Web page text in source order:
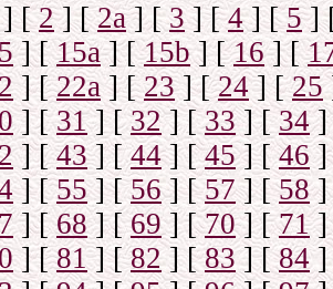
[2] [2а] [3] [4] [5]
] [15a] [15b] [16] [
] [22a] [23] [24] [25
] [31] [32] [33] [34]
] [43] [44] [45] [46]
] [55] [56] [57] [58]
] [68] [69] [70] [71]
] [81] [82] [83] [84]